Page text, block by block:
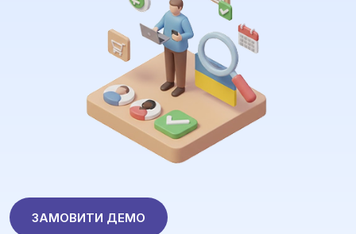
ЗАМОВИТИ ДЕМО